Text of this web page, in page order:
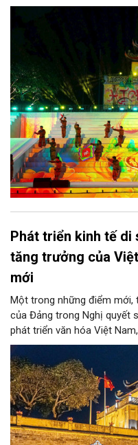
hoa võ Việt". Lần đầu tiên
hóa - thể thao mang tầm
thống thượng võ dân tộc,
giao lưu văn hóa, thể thao
Phát triển kinh tế di
tăng trưởng của
mới
Một trong những điểm mới,
của Đảng trong Nghị quyết
phát triển văn hóa Việt
và phát huy giá trị di sản
xã hội và du lịch”; đồng
triển kinh tế di sản”.